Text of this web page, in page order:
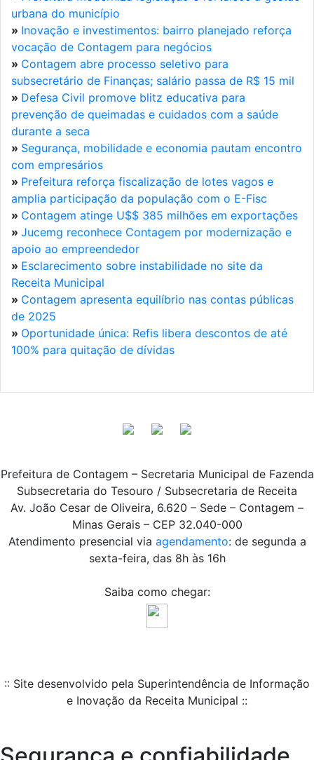
urbana do município
» Inovação e investimentos: bairro planejado reforça
vocação de Contagem para negócios
» Contagem abre processo seletivo para
subsecretário de Finanças; salário passa de R$ 15 mil
» Defesa Civil promove blitz educativa para
prevenção de queimadas e cuidados com a saúde
durante a seca
» Segurança, mobilidade e economia pautam encontro
com empresários
» Prefeitura reforça fiscalização de lotes vagos e
amplia participação da população com o E-Fisc
» Contagem atinge U$$ 385 milhões em exportações
» Jucemg reconhece Contagem por modernização e
apoio ao empreendedor
» Esclarecimento sobre instabilidade no site da
Receita Municipal
» Contagem apresenta equilíbrio nas contas públicas
de 2025
» Oportunidade única: Refis libera descontos de até
100% para quitação de dívidas
Prefeitura de Contagem – Secretaria Municipal de Fazenda
Subsecretaria do Tesouro / Subsecretaria de Receita
Av. João Cesar de Oliveira, 6.620 – Sede – Contagem –
Minas Gerais – CEP 32.040-000
Atendimento presencial via agendamento: de segunda a
sexta-feira, das 8h às 16h
Saiba como chegar:
:: Site desenvolvido pela Superintendência de Informação
e Inovação da Receita Municipal ::